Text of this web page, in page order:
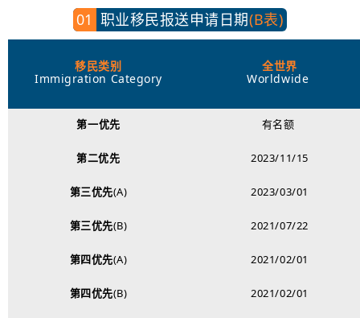
01 职业移民报送申请日期(B表)
移民类别
Immigration Category
全世界
Worldwide
第一优先 有名额
第二优先 2023/11/15
第三优先(A) 2023/03/01
第三优先(B) 2021/07/22
第四优先(A) 2021/02/01
第四优先(B) 2021/02/01